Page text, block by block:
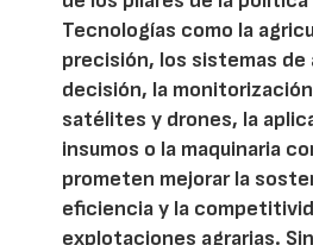
Tecnologías como la
precisión, los sistemas de
decisión, la
satélites y drones, la
insumos o la maquinaria
prometen mejorar la
eficiencia y la
explotaciones agrarias.